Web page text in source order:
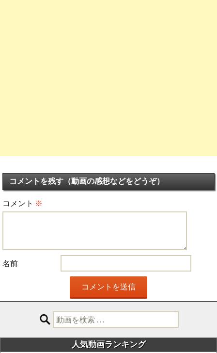
コメントを残す（動画の感想などをどうぞ）
コメント ※
名前
検
索:
人気動画ランキング